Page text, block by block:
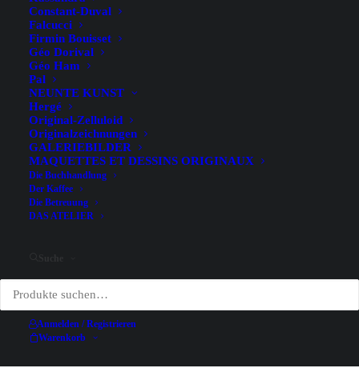
Constant-Duval
Falcucci
Firmin Bouisset
Géo Dorival
Géo Ham
Pal
NEUNTE KUNST
Hergé
Original-Zelluloid
Originalzeichnungen
GALERIEBILDER
MAQUETTES ET DESSINS ORIGINAUX
Die Buchhandlung
Der Kaffee
Die Betreuung
DAS ATELIER
Anmelden / Registrieren
Warenkorb
Filter ausblenden